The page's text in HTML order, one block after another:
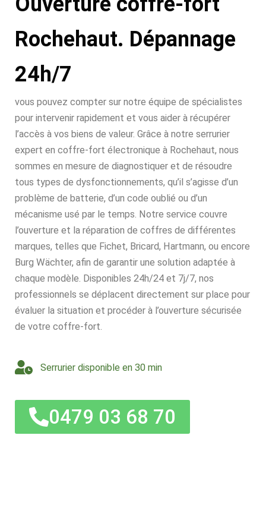
Rochehaut. Dépannage
24h/7
vous pouvez compter sur notre équipe de spécialistes
pour intervenir rapidement et vous aider à récupérer
l’accès à vos biens de valeur. Grâce à notre serrurier
expert en coffre-fort électronique à Rochehaut, nous
sommes en mesure de diagnostiquer et de résoudre
tous types de dysfonctionnements, qu’il s’agisse d’un
problème de batterie, d’un code oublié ou d’un
mécanisme usé par le temps. Notre service couvre
l’ouverture et la réparation de coffres de différentes
marques, telles que Fichet, Bricard, Hartmann, ou encore
Burg Wächter, afin de garantir une solution adaptée à
chaque modèle. Disponibles 24h/24 et 7j/7, nos
professionnels se déplacent directement sur place pour
évaluer la situation et procéder à l’ouverture sécurisée
de votre coffre-fort.
Serrurier disponible en 30 min
0479 03 68 70